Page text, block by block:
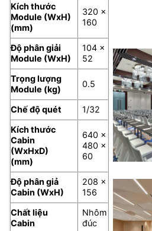
Kích thước
Module (WxH)
(mm)
320 x
160
Độ phân giải
Module (WxH)
104 ×
52
Trọng lượng
Module (kg)
0.5
Chế độ quét
1/32
Kích thước
Cabin
(WxHxD)
(mm)
640 ×
480 ×
60
Độ phân giả
Cabin (WxH)
208 ×
156
Chất liệu
Cabin
Nhôm
đúc